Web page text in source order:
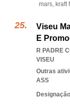
mars, kraft
Viseu
E
R PADRE
VISEU
Outras
ASS